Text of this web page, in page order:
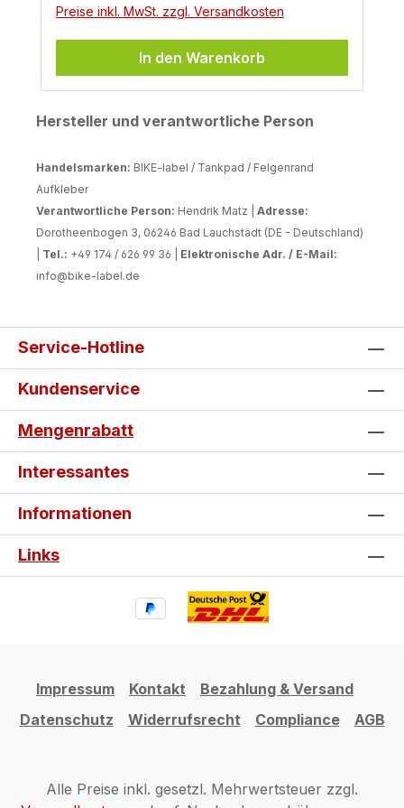
Preise inkl. MwSt. zzgl. Versandkosten
In den Warenkorb
Hersteller und verantwortliche Person
Handelsmarken: BIKE-label / Tankpad / Felgenrand
Aufkleber
Verantwortliche Person: Hendrik Matz | Adresse:
Dorotheenbogen 3, 06246 Bad Lauchstädt (DE - Deutschland)
Tel.: +49 174 / 626 99 36 | Elektronische Adr. / E-Mail:
info@bike-label.de
Service-Hotline
Kundenservice
Mengenrabatt
Interessantes
Informationen
Links
Impressum Kontakt
Bezahlung & Versand
Datenschutz
Widerrufsrecht Compliance AGB
Alle Preise inkl. gesetzl. Mehrwertsteuer zzgl.